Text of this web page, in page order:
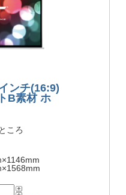
ンチ(16:9)
B素材 ホ
ころ